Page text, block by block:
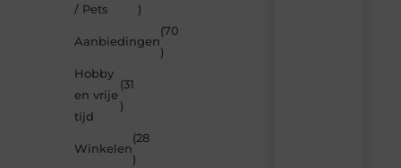
/ Pets
)
Aanbiedingen
(70
)
Hobby
en vrije
tijd
(31
)
Winkelen
(28
)